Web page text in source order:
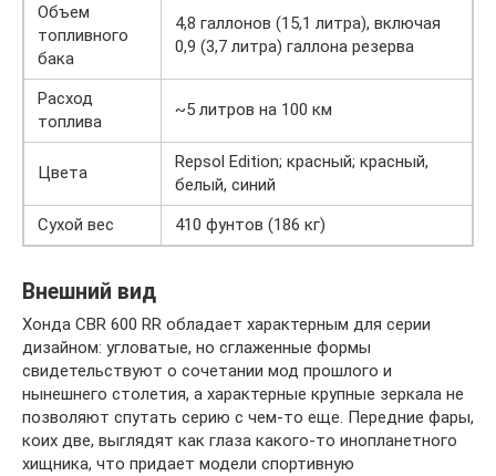
Объем
топливного
бака
4,8 галлонов (15,1 литра), включая
0,9 (3,7 литра) галлона резерва
Расход
топлива
~5 литров на 100 км
Цвета
Repsol Edition; красный; красный,
белый, синий
Сухой вес
410 фунтов (186 кг)
Внешний вид
Хонда CBR 600 RR обладает характерным для серии
дизайном: угловатые, но сглаженные формы
свидетельствуют о сочетании мод прошлого и
нынешнего столетия, а характерные крупные зеркала не
позволяют спутать серию с чем-то еще. Передние фары,
коих две, выглядят как глаза какого-то инопланетного
хищника, что придает модели спортивную